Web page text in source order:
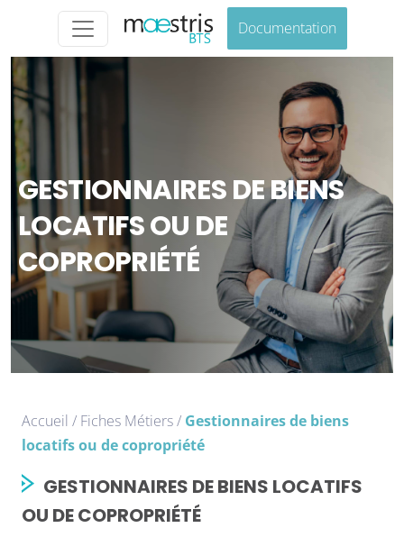
Documentation
GESTIONNAIRES DE BIENS
LOCATIFS OU DE
COPROPRIÉTÉ
Accueil / Fiches Métiers/ Gestionnaires de biens
locatifs ou de copropriété
GESTIONNAIRES DE BIENS LOCATIFS
OU DE COPROPRIÉTÉ